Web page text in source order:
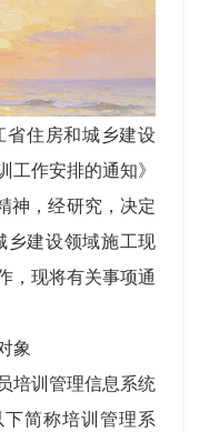
住房和城乡建设
作安排的通知》
神，经研究，决定
乡建设领域施工现
，现将有关事项通
象
培训管理信息系统
下简称培训管理系